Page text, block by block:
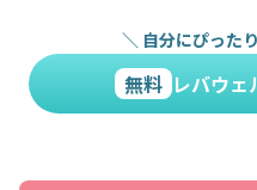
＼ 自分にぴった
無料 レバウェ